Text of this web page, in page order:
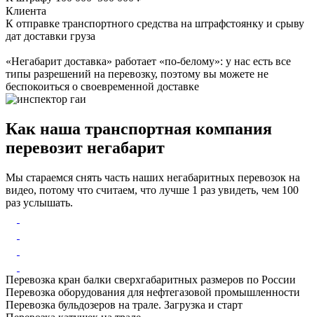
Клиента
К отправке транспортного средства на штрафстоянку и срыву
дат доставки груза
«Негабарит доставка» работает «по-белому»: у нас есть все
типы разрешений на перевозку, поэтому вы можете не
беспокоиться о своевременной доставке
Как наша транспортная компания
перевозит негабарит
Мы стараемся снять часть наших негабаритных перевозок на
видео, потому что считаем, что лучше 1 раз увидеть, чем 100
раз услышать.
Перевозка кран балки сверхгабаритных размеров по России
Перевозка оборудования для нефтегазовой промышленности
Перевозка бульдозеров на трале. Загрузка и старт